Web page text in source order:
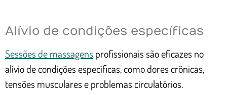
Alívio de condições específicas
Sessões de massagens profissionais são eficazes no
alívio de condições específicas, como dores crônicas,
tensões musculares e problemas circulatórios.